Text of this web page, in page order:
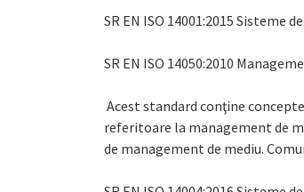
SR EN ISO 14001:2015 Sisteme
SR EN ISO 14050:2010
Acest standard conţine
referitoare la management de
de management de mediu.